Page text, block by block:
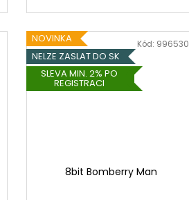
NOVINKA
NELZE ZASLAT DO SK
SLEVA MIN. 2% PO
REGISTRACI
8bit Bomberry Man
Kód: 996530